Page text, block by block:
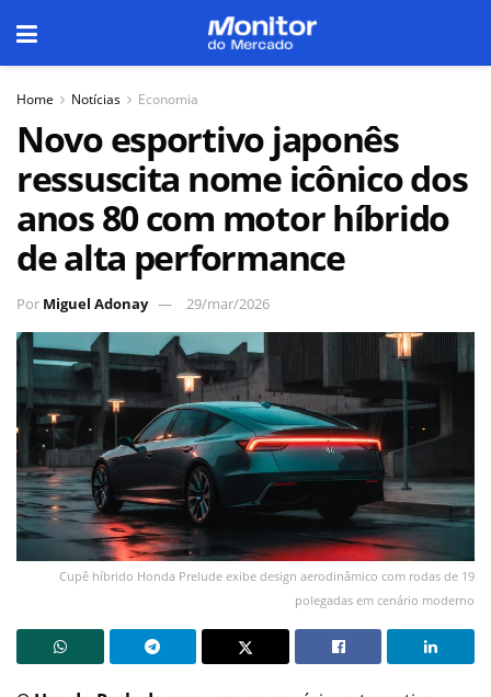
Home Notícias Economia
Novo esportivo japonês
ressuscita nome icônico dos
anos 80 com motor híbrido
de alta performance
Por Miguel Adonay 29/mar/2026
Cupê híbrido Honda Prelude exibe design aerodinâmico com rodas de 19
polegadas em cenário moderno